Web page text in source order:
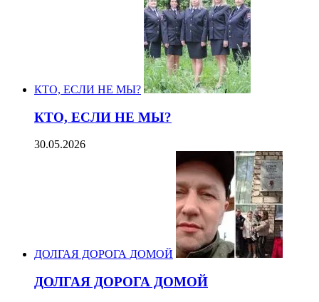
КТО, ЕСЛИ НЕ МЫ?
КТО, ЕСЛИ НЕ МЫ?
30.05.2026
ДОЛГАЯ ДОРОГА ДОМОЙ
ДОЛГАЯ ДОРОГА ДОМОЙ